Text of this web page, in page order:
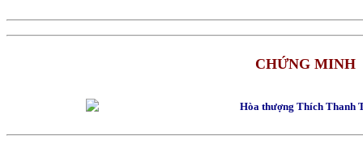
CHỨNG MINH
Hòa thượng Thích Thanh